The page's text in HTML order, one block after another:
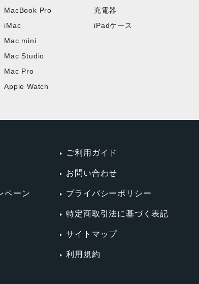
MacBook Pro
iMac
Mac mini
Mac Studio
Mac Pro
Apple Watch
充電器
iPadケース
ペーン
ご利用ガイド
お問い合わせ
プライバシーポリシー
特定商取引法に基づく表記
サイトマップ
利用規約